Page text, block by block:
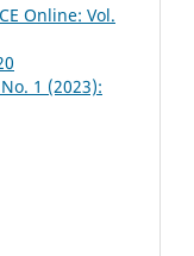
Online: Vol.
1 (2023):